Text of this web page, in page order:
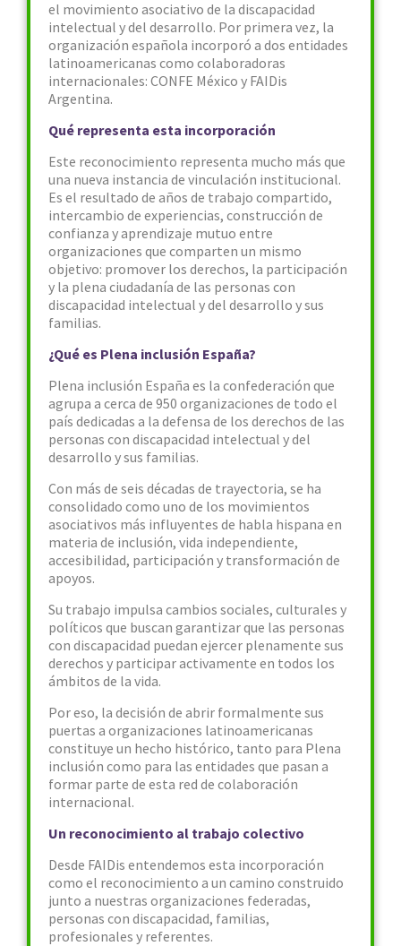
el movimiento asociativo de la discapacidad
intelectual y del desarrollo. Por primera vez, la
organización española incorporó a dos entidades
latinoamericanas como colaboradoras
internacionales: CONFE México y FAIDis
Argentina.
Qué representa esta incorporación
Este reconocimiento representa mucho más que
una nueva instancia de vinculación institucional.
Es el resultado de años de trabajo compartido,
intercambio de experiencias, construcción de
confianza y aprendizaje mutuo entre
organizaciones que comparten un mismo
objetivo: promover los derechos, la participación
y la plena ciudadanía de las personas con
discapacidad intelectual y del desarrollo y sus
familias.
¿Qué es Plena inclusión España?
Plena inclusión España es la confederación que
agrupa a cerca de 950 organizaciones de todo el
país dedicadas a la defensa de los derechos de las
personas con discapacidad intelectual y del
desarrollo y sus familias.
Con más de seis décadas de trayectoria, se ha
consolidado como uno de los movimientos
asociativos más influyentes de habla hispana en
materia de inclusión, vida independiente,
accesibilidad, participación y transformación de
apoyos.
Su trabajo impulsa cambios sociales, culturales y
políticos que buscan garantizar que las personas
con discapacidad puedan ejercer plenamente sus
derechos y participar activamente en todos los
ámbitos de la vida.
Por eso, la decisión de abrir formalmente sus
puertas a organizaciones latinoamericanas
constituye un hecho histórico, tanto para Plena
inclusión como para las entidades que pasan a
formar parte de esta red de colaboración
internacional.
Un reconocimiento al trabajo colectivo
Desde FAIDis entendemos esta incorporación
como el reconocimiento a un camino construido
junto a nuestras organizaciones federadas,
personas con discapacidad, familias,
profesionales y referentes.